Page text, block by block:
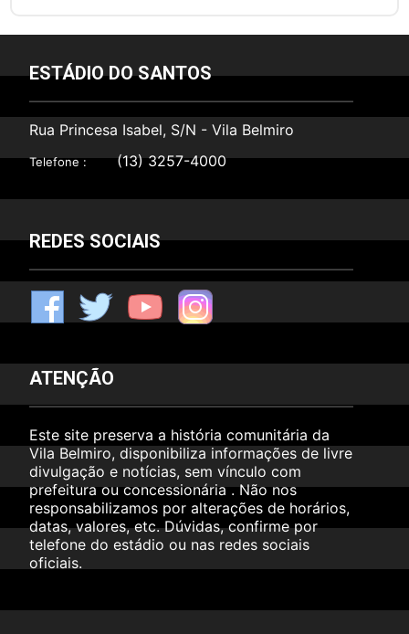
ESTÁDIO DO SANTOS
Rua Princesa Isabel, S/N - Vila Belmiro
Telefone : (13) 3257-4000
REDES SOCIAIS
F Y I
ATENÇÃO
Este site preserva a história comunitária da
Vila Belmiro, disponibiliza informações de livre
divulgação e notícias, sem vínculo com
prefeitura ou concessionária . Não nos
responsabilizamos por alterações de horários,
datas, valores, etc. Dúvidas, confirme por
telefone do estádio ou nas redes sociais
oficiais.